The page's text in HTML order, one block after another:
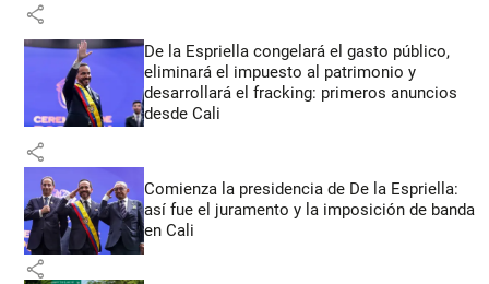
share
De la Espriella congelará el gasto público,
eliminará el impuesto al patrimonio y
desarrollará el fracking: primeros anuncios
desde Cali
share
Comienza la presidencia de De la Espriella:
así fue el juramento y la imposición de banda
en Cali
share